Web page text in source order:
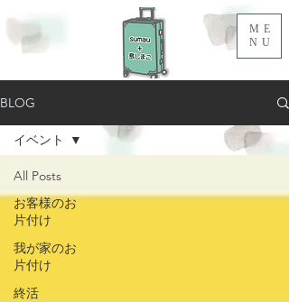
ME
NU
BLOG
All Posts
お客様のお
片付け
我が家のお
片付け
終活
イベント